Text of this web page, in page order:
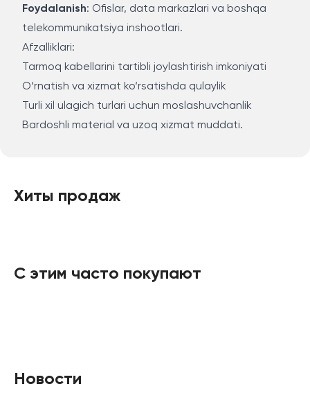
Foydalanish: Ofislar, data markazlari va boshqa
telekommunikatsiya inshootlari.
Afzalliklari:
Tarmoq kabellarini tartibli joylashtirish imkoniyati
O‘rnatish va xizmat ko‘rsatishda qulaylik
Turli xil ulagich turlari uchun moslashuvchanlik
Bardoshli material va uzoq xizmat muddati.
Хиты продаж
С этим часто покупают
Новости